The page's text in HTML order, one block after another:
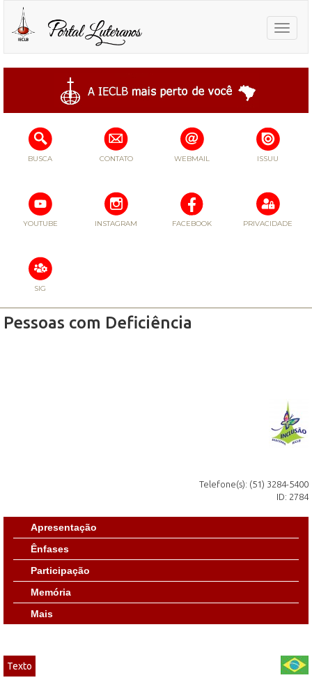
Toggle
BUSCA CONTATO WEBMAIL ISSUU
YOUTUBE INSTAGRAM FACEBOOK PRIVACIDADE
SIG
Pessoas com Deficiência
Telefone(s): (51) 3284-5400
ID: 2784
Apresentação
Ênfases
Participação
Memória
Mais
Texto